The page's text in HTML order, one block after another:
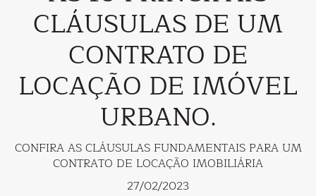
CLÁUSULAS DE UM
CONTRATO DE
LOCAÇÃO DE IMÓVEL
URBANO.
CONFIRA AS CLÁUSULAS FUNDAMENTAIS PARA UM
CONTRATO DE LOCAÇÃO IMOBILIÁRIA
27/02/2023